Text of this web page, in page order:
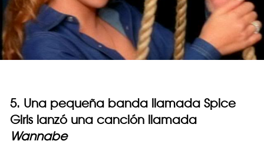
5. Una pequeña banda llamada Spice
Girls lanzó una canción llamada
Wannabe